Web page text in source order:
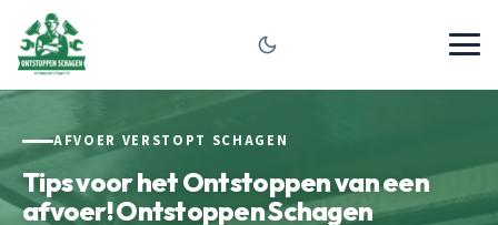
AFVOER VERSTOPT SCHAGEN
Tips voor het Ontstoppen van een
afvoer! Ontstoppen Schagen